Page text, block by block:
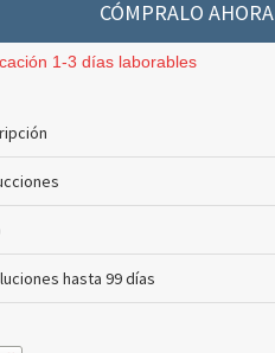
CÓMPRALO AHORA
1-3 días laborables
hasta 99 días